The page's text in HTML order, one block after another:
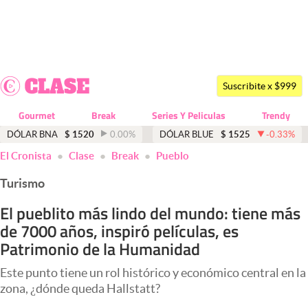
Dólar
Economía y Política
Finanzas y Mercados
Mercados Online
Negocios
Columnistas
Apertura
Suscribite x $999
Gourmet Break Series Y Peliculas Trendy
DÓLAR BNA $ 1520 0.00% DÓLAR BLUE $ 1525 -0.33%
El Cronista Clase Break Pueblo
Turismo
El pueblito más lindo del mundo: tiene más
de 7000 años, inspiró películas, es
Patrimonio de la Humanidad
Este punto tiene un rol histórico y económico central en la
zona, ¿dónde queda Hallstatt?